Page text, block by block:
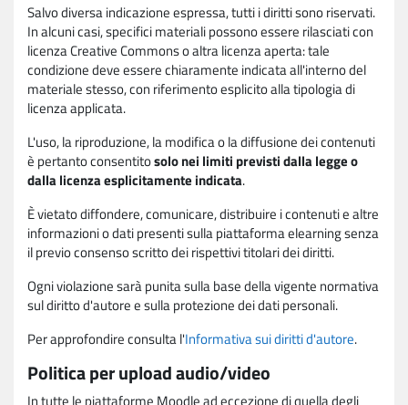
Salvo diversa indicazione espressa, tutti i diritti sono riservati.
In alcuni casi, specifici materiali possono essere rilasciati con
licenza Creative Commons o altra licenza aperta: tale
condizione deve essere chiaramente indicata all'interno del
materiale stesso, con riferimento esplicito alla tipologia di
licenza applicata.
L'uso, la riproduzione, la modifica o la diffusione dei contenuti
è pertanto consentitosolo nei limiti previsti dalla legge o
dalla licenza esplicitamente indicata.
È vietato diffondere, comunicare, distribuire i contenuti e altre
informazioni o dati presenti sulla piattaforma elearning senza
il previo consenso scritto dei rispettivi titolari dei diritti.
Ogni violazione sarà punita sulla base della vigente normativa
sul diritto d'autore e sulla protezione dei dati personali.
Per approfondire consulta l'Informativa sui diritti d'autore.
Politica per upload audio/video
In tutte le piattaforme Moodle ad eccezione di quella degli